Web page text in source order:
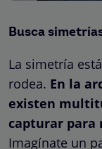
Busca
La simetría
rodea. En la
existen
capturar para
Imagínate un